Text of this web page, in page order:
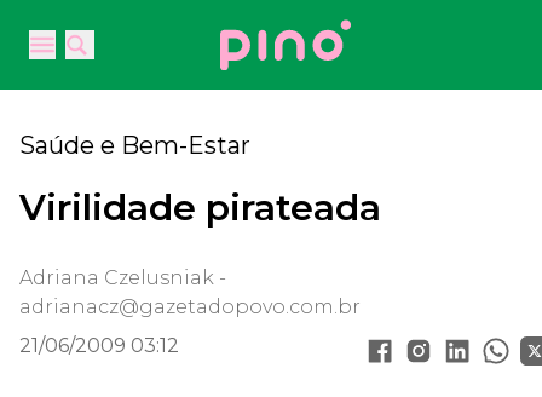
Open main menu
Open main menu
Your Company
Saúde e Bem-Estar
Virilidade pirateada
Adriana Czelusniak -
adrianacz@gazetadopovo.com.br
21/06/2009 03:12